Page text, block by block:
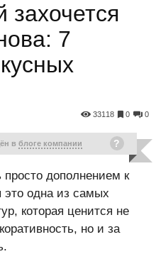
захочется
7
0
0
33118
в блоге компании
дополнением к
одна из самых
которая ценится не
но и за